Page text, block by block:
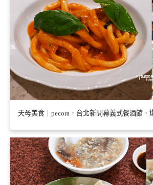
天母美食｜pecora．台北新開幕義式餐酒館．